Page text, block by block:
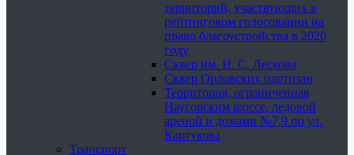
территорий, участвующих в
рейтинговом голосовании на
право благоустройства в 2026
году
Сквер им. Н. С. Лескова
Сквер Орловских партизан
Территория, ограниченная
Наугорским шоссе, ледовой
ареной и домами №7,9 по ул.
Картукова
Транспорт